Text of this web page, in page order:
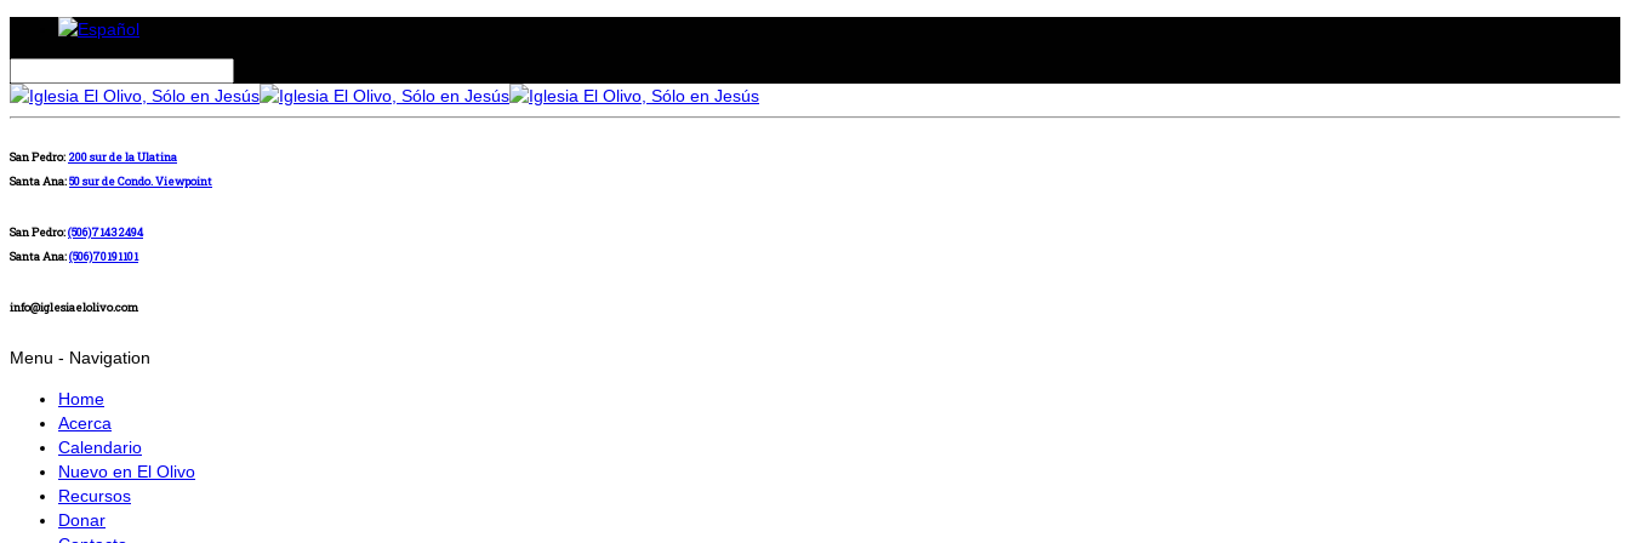
San Pedro: 200 sur de la Ulatina
Santa Ana:50 sur de Condo. Viewpoint
San Pedro:(506)71432494
Santa Ana:(506)70191101
info@iglesiaelolivo.com
Menu - Navigation
Home
Acerca
Calendario
Nuevo en El Olivo
Recursos
Donar